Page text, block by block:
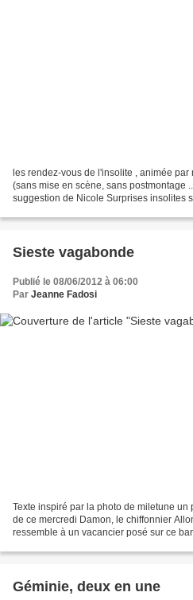
les rendez-vous de l'insolite , animée
(sans mise en scène, sans postmontage
suggestion de Nicole Surprises insolites
Sieste vagabonde
Publié le 08/06/2012 à 06:00
Par Jeanne Fadosi
Texte inspiré par la photo de miletune
de ce mercredi Damon, le chiffonnier
ressemble à un vacancier posé sur ce
Géminie, deux en une